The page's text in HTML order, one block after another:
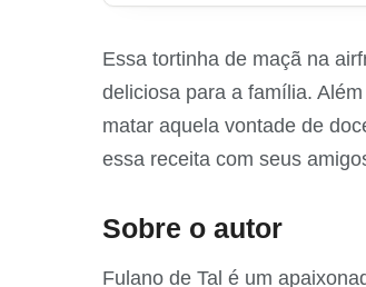
Essa tortinha de maçã na
deliciosa para a família.
matar aquela vontade de
essa receita com seus
Sobre o autor
Fulano de Tal é um